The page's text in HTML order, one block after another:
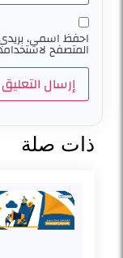
احفظ اسمي،
المتصفح
ذات صلة